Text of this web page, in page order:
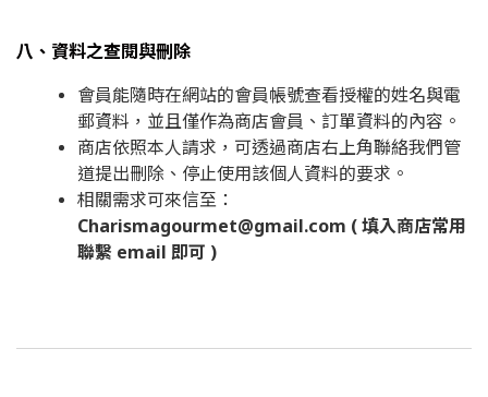
八、資料之查閱與刪除
會員能隨時在網站的會員帳號查看授權的姓名與電
郵資料，並且僅作為商店會員、訂單資料的內容。
商店依照本人請求，可透過商店右上角聯絡我們管
道提出刪除、停止使用該個人資料的要求。
相關需求可來信至：
Charismagourmet@gmail.com ( 填入商店常用
聯繫 email 即可 )